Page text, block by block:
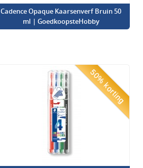
Cadence Opaque Kaarsenverf Bruin 50
ml | GoedkoopsteHobby
50% korting